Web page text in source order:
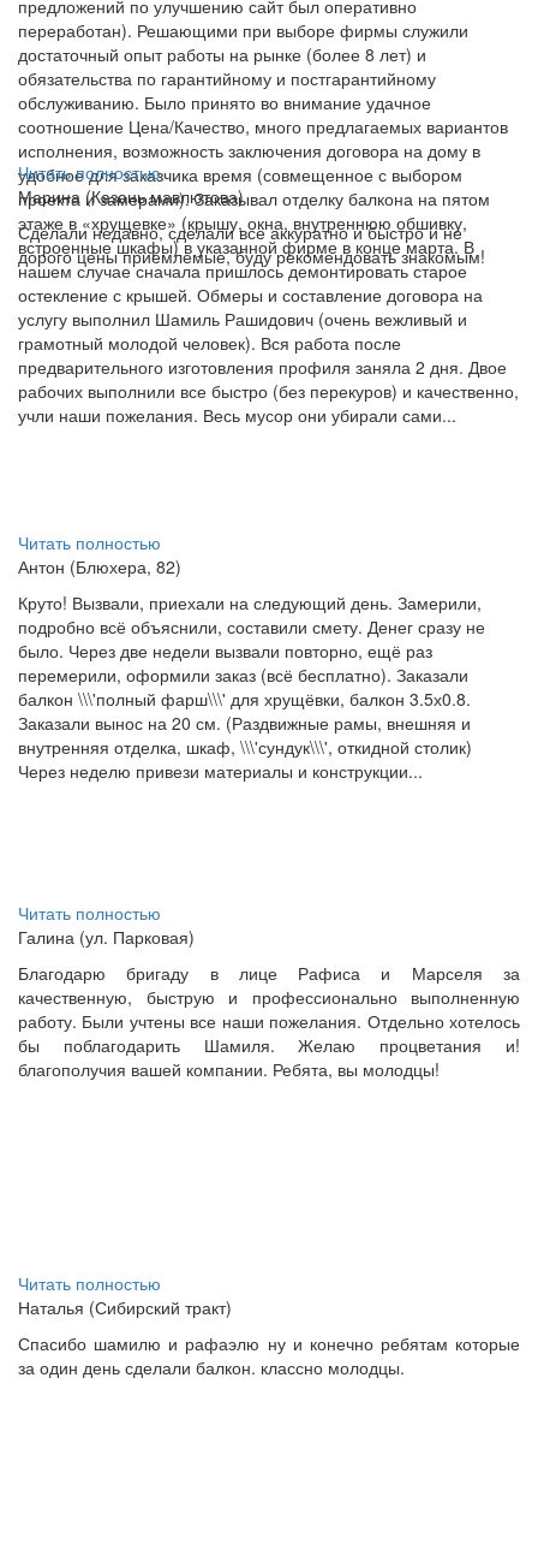
предложений по улучшению сайт был оперативно
переработан). Решающими при выборе фирмы служили
достаточный опыт работы на рынке (более 8 лет) и
обязательства по гарантийному и постгарантийному
обслуживанию. Было принято во внимание удачное
соотношение Цена/Качество, много предлагаемых вариантов
исполнения, возможность заключения договора на дому в
удобное для заказчика время (совмещенное с выбором
проекта и замерами). Заказывал отделку балкона на пятом
этаже в «хрущевке» (крышу, окна, внутреннюю обшивку,
встроенные шкафы) в указанной фирме в конце марта. В
нашем случае сначала пришлось демонтировать старое
остекление с крышей. Обмеры и составление договора на
услугу выполнил Шамиль Рашидович (очень вежливый и
грамотный молодой человек). Вся работа после
предварительного изготовления профиля заняла 2 дня. Двое
рабочих выполнили все быстро (без перекуров) и качественно,
учли наши пожелания. Весь мусор они убирали сами...
Читать полностью
Марина (Казань мавлютова)
Сделали недавно, сделали все аккуратно и быстро и не
дорого цены приемлемые, буду рекомендовать знакомым!
Читать полностью
Антон (Блюхера, 82)
Круто! Вызвали, приехали на следующий день. Замерили,
подробно всё объяснили, составили смету. Денег сразу не
было. Через две недели вызвали повторно, ещё раз
перемерили, оформили заказ (всё бесплатно). Заказали
балкон \\\'полный фарш\\\' для хрущёвки, балкон 3.5х0.8.
Заказали вынос на 20 см. (Раздвижные рамы, внешняя и
внутренняя отделка, шкаф, \\\'сундук\\\', откидной столик)
Через неделю привези материалы и конструкции...
Читать полностью
Галина (ул. Парковая)
Благодарю бригаду в лице Рафиса и Марселя за
качественную, быструю и профессионально выполненную
работу. Были учтены все наши пожелания. Отдельно хотелось
бы поблагодарить Шамиля. Желаю процветания и!
благополучия вашей компании. Ребята, вы молодцы!
Читать полностью
Наталья (Сибирский тракт)
Спасибо шамилю и рафаэлю ну и конечно ребятам которые
за один день сделали балкон. классно молодцы.